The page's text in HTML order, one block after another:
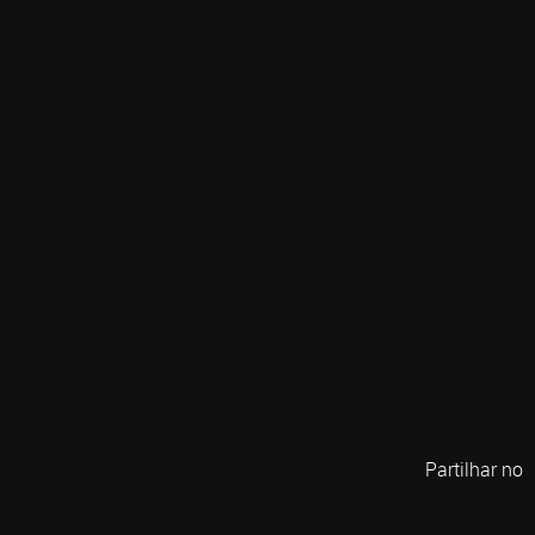
Partilhar no